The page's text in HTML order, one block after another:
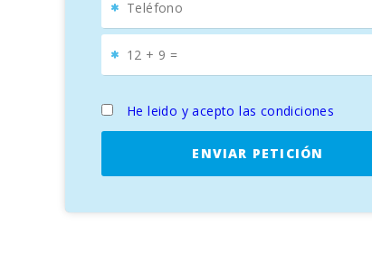
He leido y acepto las condiciones
ENVIAR PETICIÓN